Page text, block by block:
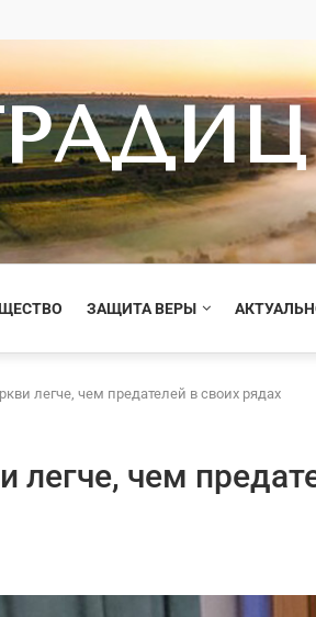
ЗАЩИТА ВЕРЫ
легче, чем предателей в своих рядах
легче, чем